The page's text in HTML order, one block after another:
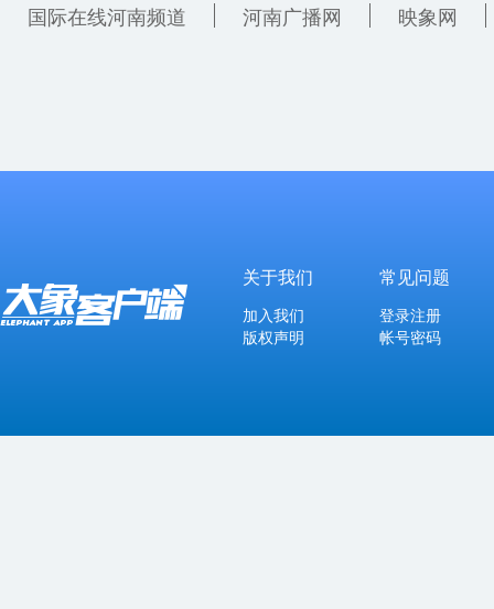
国际在线河南频道
河南广播网 映象网
关于我们
加入我们
版权声明
常见问题
登录注册
帐号密码